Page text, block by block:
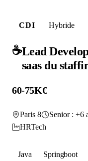
CDI Hybride
☕Lead
saas du
60-75K€
Paris 8 Senior : +6
HRTech
Java Springboot